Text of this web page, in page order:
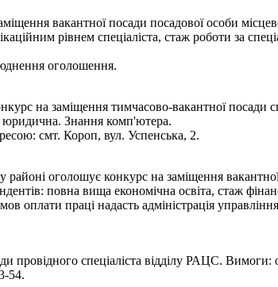
вакантної посади посадової особи
рівнем спеціаліста, стаж роботи за
оголошення.
на заміщення тимчасово-вакантної посади
юридична. Знання комп'ютера.
смт. Короп, вул. Успенська, 2.
оголошує конкурс на заміщення
повна вища економічна освіта, стаж
оплати праці надасть адміністрація
провідного спеціаліста відділу РАЦС.
54.